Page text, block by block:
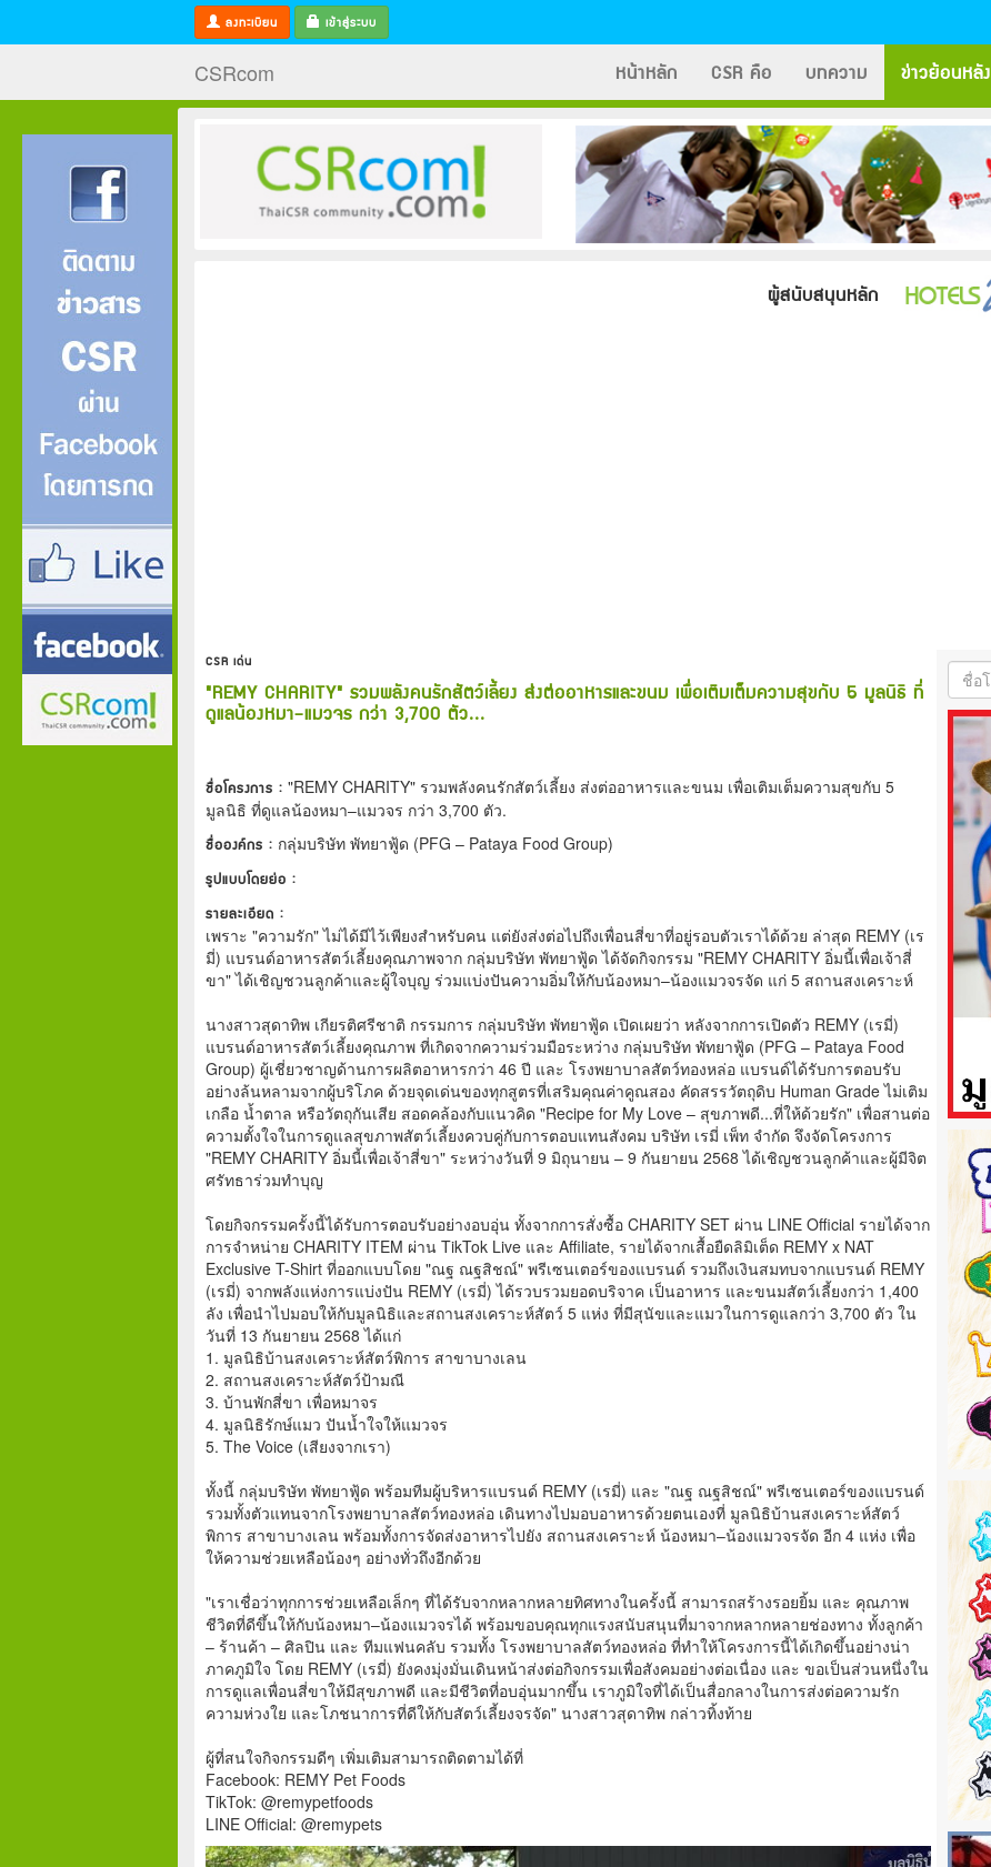
ลงทะเบียน เข้าสู่ระบบ
CSRcom หน้าหลัก CSR คือ บทความ ข่าวย้อนหลัง
ผู้สนับสนุนหลัก
CSR เด่น
"REMY CHARITY" รวมพลังคนรักสัตว์เลี้ยง ส่งต่ออาหารและขนม เพื่อเติมเต็มความสุขกับ 5 มูลนิธิ ที่
ดูแลน้องหมา–แมวจร กว่า 3,700 ตัว...
ชื่อโครงการ : "REMY CHARITY" รวมพลังคนรักสัตว์เลี้ยง ส่งต่ออาหารและขนม เพื่อเติมเต็มความสุขกับ 5
มูลนิธิ ที่ดูแลน้องหมา–แมวจร กว่า 3,700 ตัว.
ชื่อองค์กร : กลุ่มบริษัท พัทยาฟู้ด (PFG – Pataya Food Group)
รูปแบบโดยย่อ :
รายละเอียด :
เพราะ "ความรัก" ไม่ได้มีไว้เพียงสำหรับคน แต่ยังส่งต่อไปถึงเพื่อนสี่ขาที่อยู่รอบตัวเราได้ด้วย ล่าสุด REMY (เร
มี่) แบรนด์อาหารสัตว์เลี้ยงคุณภาพจาก กลุ่มบริษัท พัทยาฟู้ด ได้จัดกิจกรรม "REMY CHARITY อิ่มนี้เพื่อเจ้าสี่
ขา" ได้เชิญชวนลูกค้าและผู้ใจบุญ ร่วมแบ่งปันความอิ่มให้กับน้องหมา–น้องแมวจรจัด แก่ 5 สถานสงเคราะห์
นางสาวสุดาทิพ เกียรติศรีชาติ กรรมการ กลุ่มบริษัท พัทยาฟู้ด เปิดเผยว่า หลังจากการเปิดตัว REMY (เรมี่)
แบรนด์อาหารสัตว์เลี้ยงคุณภาพ ที่เกิดจากความร่วมมือระหว่าง กลุ่มบริษัท พัทยาฟู้ด (PFG – Pataya Food
Group) ผู้เชี่ยวชาญด้านการผลิตอาหารกว่า 46 ปี และ โรงพยาบาลสัตว์ทองหล่อ แบรนด์ได้รับการตอบรับ
อย่างล้นหลามจากผู้บริโภค ด้วยจุดเด่นของทุกสูตรที่เสริมคุณค่าคูณสอง คัดสรรวัตถุดิบ Human Grade ไม่เติม
เกลือ น้ำตาล หรือวัตถุกันเสีย สอดคล้องกับแนวคิด "Recipe for My Love – สุขภาพดี...ที่ให้ด้วยรัก" เพื่อสานต่อ
ความตั้งใจในการดูแลสุขภาพสัตว์เลี้ยงควบคู่กับการตอบแทนสังคม บริษัท เรมี่ เพ็ท จำกัด จึงจัดโครงการ
"REMY CHARITY อิ่มนี้เพื่อเจ้าสี่ขา" ระหว่างวันที่ 9 มิถุนายน – 9 กันยายน 2568 ได้เชิญชวนลูกค้าและผู้มีจิต
ศรัทธาร่วมทำบุญ
โดยกิจกรรมครั้งนี้ได้รับการตอบรับอย่างอบอุ่น ทั้งจากการสั่งซื้อ CHARITY SET ผ่าน LINE Official รายได้จาก
การจำหน่าย CHARITY ITEM ผ่าน TikTok Live และ Affiliate, รายได้จากเสื้อยืดลิมิเต็ด REMY x NAT
Exclusive T-Shirt ที่ออกแบบโดย "ณฐ ณฐสิชณ์" พรีเซนเตอร์ของแบรนด์ รวมถึงเงินสมทบจากแบรนด์ REMY
(เรมี่) จากพลังแห่งการแบ่งปัน REMY (เรมี่) ได้รวบรวมยอดบริจาค เป็นอาหาร และขนมสัตว์เลี้ยงกว่า 1,400
ลัง เพื่อนำไปมอบให้กับมูลนิธิและสถานสงเคราะห์สัตว์ 5 แห่ง ที่มีสุนัขและแมวในการดูแลกว่า 3,700 ตัว ใน
วันที่ 13 กันยายน 2568 ได้แก่
1. มูลนิธิบ้านสงเคราะห์สัตว์พิการ สาขาบางเลน
2. สถานสงเคราะห์สัตว์ป้ามณี
3. บ้านพักสี่ขา เพื่อหมาจร
4. มูลนิธิรักษ์แมว ปันน้ำใจให้แมวจร
5. The Voice (เสียงจากเรา)
ทั้งนี้ กลุ่มบริษัท พัทยาฟู้ด พร้อมทีมผู้บริหารแบรนด์ REMY (เรมี่) และ "ณฐ ณฐสิชณ์" พรีเซนเตอร์ของแบรนด์
รวมทั้งตัวแทนจากโรงพยาบาลสัตว์ทองหล่อ เดินทางไปมอบอาหารด้วยตนเองที่ มูลนิธิบ้านสงเคราะห์สัตว์
พิการ สาขาบางเลน พร้อมทั้งการจัดส่งอาหารไปยัง สถานสงเคราะห์ น้องหมา–น้องแมวจรจัด อีก 4 แห่ง เพื่อ
ให้ความช่วยเหลือน้องๆ อย่างทั่วถึงอีกด้วย
"เราเชื่อว่าทุกการช่วยเหลือเล็กๆ ที่ได้รับจากหลากหลายทิศทางในครั้งนี้ สามารถสร้างรอยยิ้ม และ คุณภาพ
ชีวิตที่ดีขึ้นให้กับน้องหมา–น้องแมวจรได้ พร้อมขอบคุณทุกแรงสนับสนุนที่มาจากหลากหลายช่องทาง ทั้งลูกค้า
– ร้านค้า – ศิลปิน และ ทีมแฟนคลับ รวมทั้ง โรงพยาบาลสัตว์ทองหล่อ ที่ทำให้โครงการนี้ได้เกิดขึ้นอย่างน่า
ภาคภูมิใจ โดย REMY (เรมี่) ยังคงมุ่งมั่นเดินหน้าส่งต่อกิจกรรมเพื่อสังคมอย่างต่อเนื่อง และ ขอเป็นส่วนหนึ่งใน
การดูแลเพื่อนสี่ขาให้มีสุขภาพดี และมีชีวิตที่อบอุ่นมากขึ้น เราภูมิใจที่ได้เป็นสื่อกลางในการส่งต่อความรัก
ความห่วงใย และโภชนาการที่ดีให้กับสัตว์เลี้ยงจรจัด" นางสาวสุดาทิพ กล่าวทิ้งท้าย
ผู้ที่สนใจกิจกรรมดีๆ เพิ่มเติมสามารถติดตามได้ที่
Facebook: REMY Pet Foods
TikTok: @remypetfoods
LINE Official: @remypets